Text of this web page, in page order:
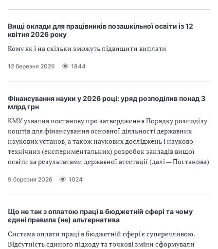
Вищі оклади для працівників позашкільної освіти із 12
квітня 2026 року
Кому як і на скільки зможуть підвищити виплати
12 березня 2026 1844
Фінансування науки у 2026 році: уряд розподілив понад 3
млрд грн
КМУ ухвалив постанову про затвердження Порядку розподілу
коштів для фінансування основної діяльності державних
наукових установ, а також наукових досліджень і науково-
технічних (експериментальних) розробок закладів вищої
освіти за результатами державної атестації (далі — Постанова)
9 березня 2026 1024
Що не так з оплатою праці в бюджетній сфері та чому
єдині правила (не) альтернатива
Система оплати праці в бюджетній сфері є суперечливою.
Відсутність єдиного підходу та точкові зміни сформували